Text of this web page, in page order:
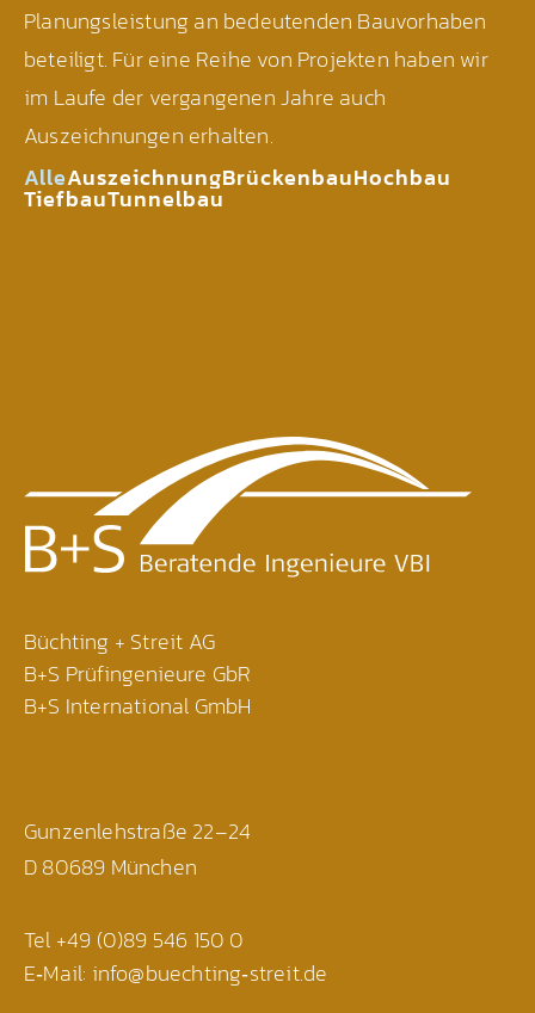
Planungsleistung an bedeutenden Bauvorhaben
beteiligt. Für eine Reihe von Projekten haben wir
im Laufe der vergangenen Jahre auch
Auszeichnungen erhalten.
AuszeichnungBrückenbauHochbau
TiefbauTunnelbau
Alle
Büchting + Streit AG
B+S Prüfingenieure GbR
B+S International GmbH
Gunzenlehstraße 22–24
D 80689 München
Tel +49 (0)89 546 150 0
E‐Mail: info@buechting‐streit.de